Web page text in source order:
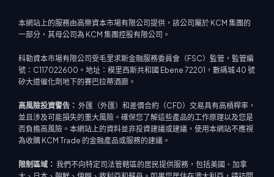
本網站上的服務由高樂資本市場有限公司提供，該公司屬於 KCM 集團的
一部分，其母公司為 KCM 集團控股有限公司。
科勒資本市場有限公司受毛里求斯金融服務委員會（FSC）監管，監管編
號：C117022600。地址：模里西斯共和國 Ebene 72201，數碼城 40 號
矽大道催化劑地下的賽巴拉蒂酒廊。
高風險投資警告： 外匯（外匯）和差價合約（CFD）交易具有高槓桿率，
並且涉及可能損失的重大風險。確保您了解這些產品的工作原理以及您是
否負擔高風險。本網站上的資料並非投資建議或建議，使用本網站不應視
為收購 KCM Trade 的金融產品或服務的建議。
限制區域： 我們不向特定司法管轄區的居民提供服務，包括美國、加拿